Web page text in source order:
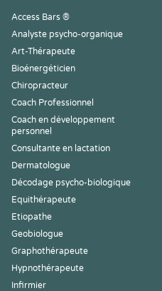
Access Bars ®
Analyste psycho-organique
Art-Thérapeute
Bioénergéticien
Chiropracteur
Coach Professionnel
Coach en développement
personnel
Consultante en lactation
Dermatologue
Décodage psycho-biologique
Equithérapeute
Etiopathe
Geobiologue
Graphothérapeute
Hypnothérapeute
Infirmier